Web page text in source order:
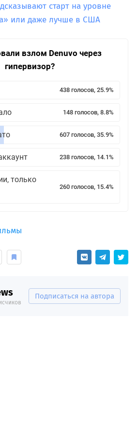
старт на уровне
или даже лучше в США
взлом Denuvo через
гипервизор?
438 голосов, 25.9%
148 голосов, 8.8%
607 голосов, 35.9%
238 голосов, 14.1%
только
260 голосов, 15.4%
Подписаться на автора